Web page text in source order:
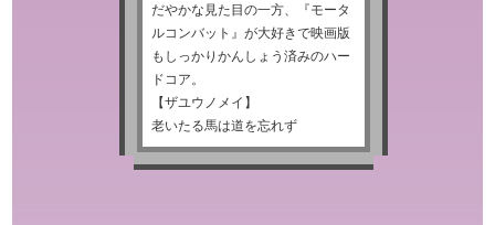
だやかな見た目の一方、『モータ
ルコンバット』が大好きで映画版
もしっかりかんしょう済みのハー
ドコア。
【ザユウノメイ】
老いたる馬は道を忘れず